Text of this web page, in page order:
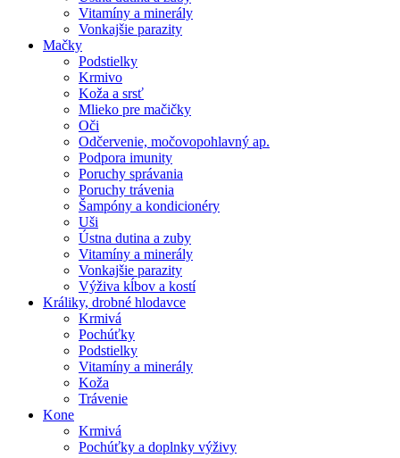
Vitamíny a minerály
Vonkajšie parazity
Mačky
Podstielky
Krmivo
Koža a srsť
Mlieko pre mačičky
Oči
Odčervenie, močovopohlavný ap.
Podpora imunity
Poruchy správania
Poruchy trávenia
Šampóny a kondicionéry
Uši
Ústna dutina a zuby
Vitamíny a minerály
Vonkajšie parazity
Výživa kĺbov a kostí
Králiky, drobné hlodavce
Krmivá
Pochúťky
Podstielky
Vitamíny a minerály
Koža
Trávenie
Kone
Krmivá
Pochúťky a doplnky výživy